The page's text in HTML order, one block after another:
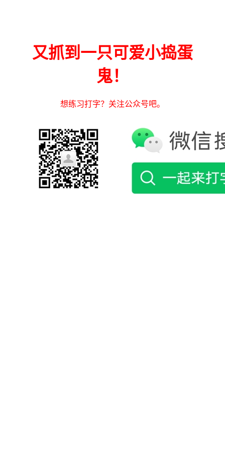
又抓到一只可爱小捣蛋
鬼！
想练习打字？关注公众号吧。